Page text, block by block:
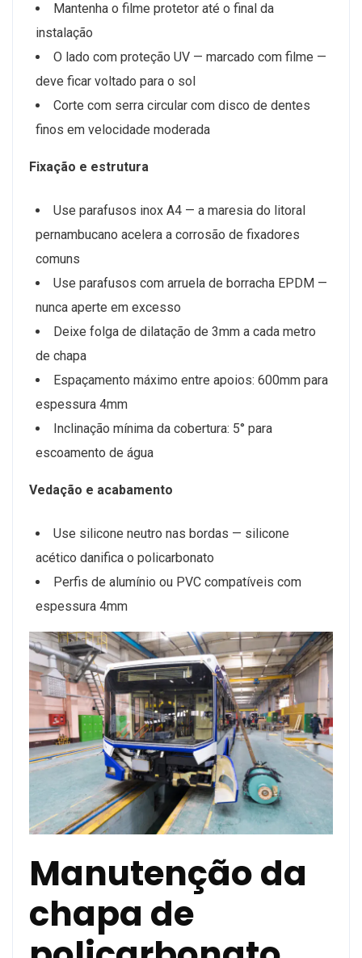
Mantenha o filme protetor até o final da
instalação
O lado com proteção UV — marcado com filme —
deve ficar voltado para o sol
Corte com serra circular com disco de dentes
finos em velocidade moderada
Fixação e estrutura
Use parafusos inox A4 — a maresia do litoral
pernambucano acelera a corrosão de fixadores
comuns
Use parafusos com arruela de borracha EPDM —
nunca aperte em excesso
Deixe folga de dilatação de 3mm a cada metro
de chapa
Espaçamento máximo entre apoios: 600mm para
espessura 4mm
Inclinação mínima da cobertura: 5° para
escoamento de água
Vedação e acabamento
Use silicone neutro nas bordas — silicone
acético danifica o policarbonato
Perfis de alumínio ou PVC compatíveis com
espessura 4mm
Manutenção da
chapa de